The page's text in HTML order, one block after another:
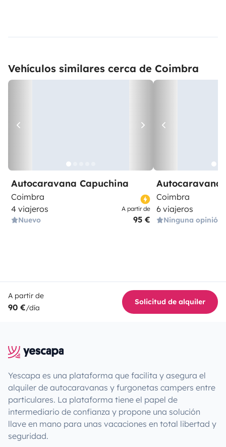
Vehículos similares cerca de Coimbra
Autocaravana Capuchina
Coimbra
4 viajeros
Nuevo
A partir de
95 €
Autocaravana
Coimbra
6 viajeros
Ninguna opinión
A partir de
90 €/día
Solicitud de alquiler
Yescapa es una plataforma que facilita y asegura el
alquiler de autocaravanas y furgonetas campers entre
particulares. La plataforma tiene el papel de
intermediario de confianza y propone una solución
llave en mano para unas vacaciones en total libertad y
seguridad.